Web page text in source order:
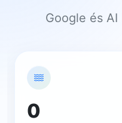
Google és
0